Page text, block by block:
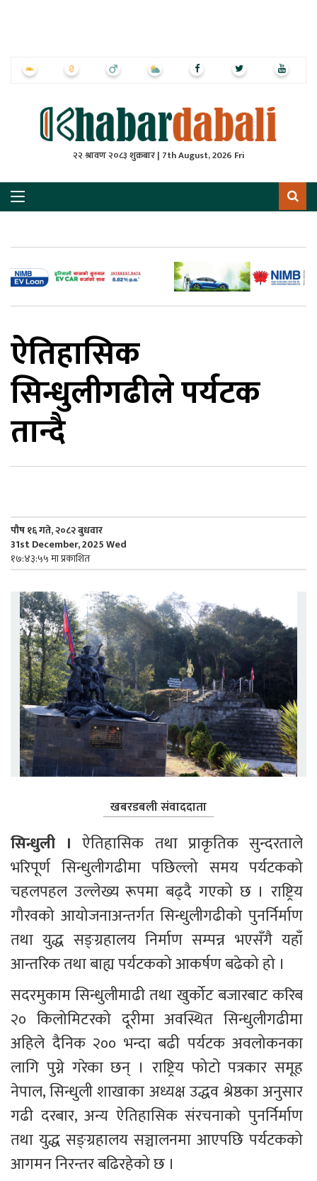
२२ श्रावण २०८३ शुक्रबार | 7th August, 2026 Fri
ऐतिहासिक
सिन्धुलीगढीले पर्यटक
तान्दै
पौष १६ गते, २०८२ बुधवार
31st December, 2025 Wed
१७:४३:५५ मा प्रकाशित
खबरडबली संवाददाता
सिन्धुली । ऐतिहासिक तथा प्राकृतिक सुन्दरताले
भरिपूर्ण सिन्धुलीगढीमा पछिल्लो समय पर्यटकको
चहलपहल उल्लेख्य रूपमा बढ्दै गएको छ । राष्ट्रिय
गौरवको आयोजनाअन्तर्गत सिन्धुलीगढीको पुनर्निर्माण
तथा युद्ध सङ्ग्रहालय निर्माण सम्पन्न भएसँगै यहाँ
आन्तरिक तथा बाह्य पर्यटकको आकर्षण बढेको हो ।
सदरमुकाम सिन्धुलीमाढी तथा खुर्कोट बजारबाट करिब
२० किलोमिटरको दूरीमा अवस्थित सिन्धुलीगढीमा
अहिले दैनिक २०० भन्दा बढी पर्यटक अवलोकनका
लागि पुग्ने गरेका छन् । राष्ट्रिय फोटो पत्रकार समूह
नेपाल, सिन्धुली शाखाका अध्यक्ष उद्धव श्रेष्ठका अनुसार
गढी दरबार, अन्य ऐतिहासिक संरचनाको पुनर्निर्माण
तथा युद्ध सङ्ग्रहालय सञ्चालनमा आएपछि पर्यटकको
आगमन निरन्तर बढिरहेको छ ।